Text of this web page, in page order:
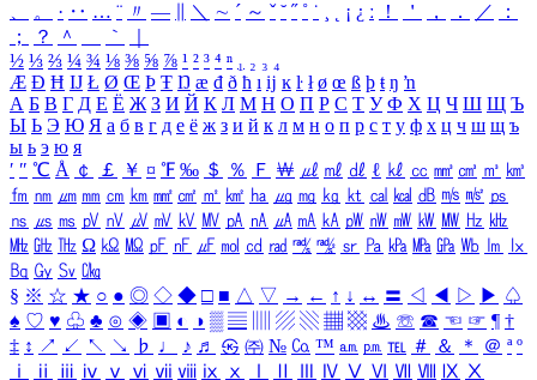
、
。 · ‥ … ¨ 〃 ― ＼ ∼ ´ ～ ˇ ˘ ˝ ˚ ˙ ¸ ¡ ¿ ː ！ ＇ ， ． ／
：
；
？ ＾ ｀
½ ⅓ ⅔ ¼ ¾ ⅛ ⅜ ⅝ ⅞ ¹ ² ³ ⁴ ⁿ ₁ ₂ ₃ ₄
Æ Ð Ħ Ĳ Ł Ø Œ Þ Ŧ Ŋ æ đ ð ħ ı ĳ ĸ ŀ ł ø œ ß þ ŧ ŋ ŉ
А Б В Г Д Е Ё Ж З И Й К Л М Н О П Р С Т У Ф Х Ц Ч Ш Щ Ъ
Ы Ь Э Ю Я а б в г д е ё ж з и й к л м н о п р с т у ф х ц ч ш щ ъ
ы ь э ю я
′ ″ ℃ Å ￠ ￡ ￥ ¤ ℉ ‰ ＄ ％ Ｆ ￦ ㎕ ㎖ ㎗ ℓ ㎘ ㏄ ㎣ ㎤ ㎥ ㎦
㎙ ㎚ ㎛ ㎜ ㎝ ㎞ ㎟ ㎠ ㎡ ㎢ ㏊ ㎍ ㎎ ㎏ ㏏ ㎈ ㎉ ㏈ ㎧ ㎨ ㎰
㎱ ㎲ ㎳ ㎴ ㎵ ㎶ ㎷ ㎸ ㎹ ㎀ ㎁ ㎂ ㎃ ㎄ ㎺ ㎻ ㎽ ㎾ ㎿ ㎐ ㎑
㎒ ㎓ ㎔ Ω ㏀ ㏁ ㎊ ㎋ ㎌ ㏖ ㏅ ㎭ ㎮ ㎯ ㏛ ㎩ ㎪ ㎫ ㎬ ㏝ ㏐
㏓
㏃ ㏉ ㏜ ㏆
§ ※ ☆ ★ ○ ● ◎ ◇ ◆ □ ■ △ ▽ → ← ↑ ↓ ↔ 〓 ◁ ◀ ▷ ▶ ♤
♠ ♡ ♥ ♧ ♣ ⊙ ◈ ▣ ◐ ◑ ▒ ▤ ▨ ▧ ▦ ▩ ♨ ☏ ☎ ☜ ☞ ¶ †
‡ ↕ ↗ ↙ ↖ ↘ ♭ ♩ ♪ ♬ ㉿ ㈜ № ㏇ ™ ㏂ ㏘ ℡ ＃ ＆ ＊ ＠ ª º
ⅰ
ⅱ ⅲ ⅳ ⅴ ⅵ ⅶ ⅷ ⅸ ⅹ Ⅳ Ⅴ Ⅵ Ⅶ Ⅷ Ⅸ Ⅹ